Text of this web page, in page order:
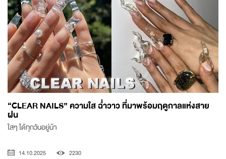
“CLEAR NAILS” ความใส ฉ่ำวาว ที่มาพร้อมฤดูกาลแห่งสาย
ฝน
ใสๆ ได้ทุกวันอยู่น้า
14.10.2025 2230